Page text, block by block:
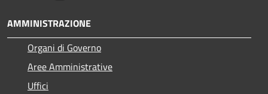
AMMINISTRAZIONE
Organi di Governo
Aree Amministrative
Uffici